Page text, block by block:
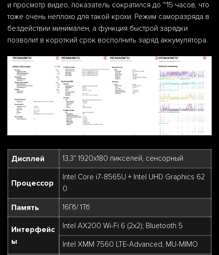
и просмотр видео, показатель сократился до ~15 часов, что
тоже очень неплохо для такой крохи. Режим саморазряда в
бездействии минимален, а функция быстрой зарядки
позволит в короткий срок восполнить заряд аккумулятора.
Дисплей 13,3" 1920x180 пикселей, сенсорный
Процессор
Intel Core i7-8565U + Intel UHD Graphics 62
0
Память 16Гб/ 1Тб
Интерфейс
ы
Intel AX200 Wi-Fi 6 (2x2); Bluetooth 5
Intel XMM 7560 LTE-Advanced, MU-MIMO